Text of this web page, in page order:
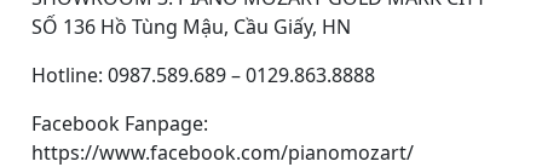
SỐ 136 Hồ Tùng Mậu, Cầu Giấy, HN
Hotline: 0987.589.689 – 0129.863.8888
Facebook Fanpage:
https://www.facebook.com/pianomozart/